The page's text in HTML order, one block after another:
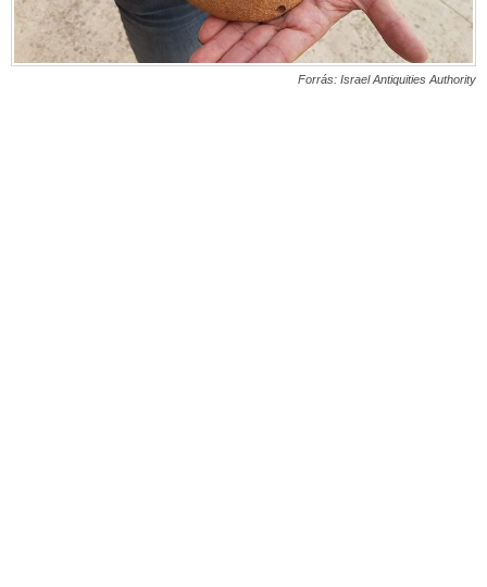
Forrás: Israel Antiquities Authority